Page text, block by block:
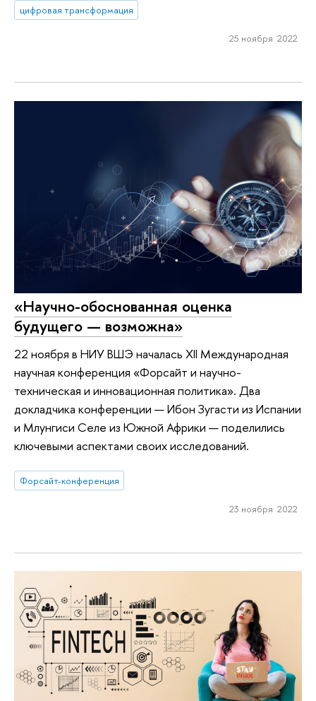
цифровая трансформация
25 ноября 2022
«Научно-обоснованная оценка
будущего — возможна»
22 ноября в НИУ ВШЭ началась XII Международная
научная конференция «Форсайт и научно-
техническая и инновационная политика». Два
докладчика конференции — Ибон Зугасти из Испании
и Млунгиси Селе из Южной Африки — поделились
ключевыми аспектами своих исследований.
Форсайт-конференция
23 ноября 2022